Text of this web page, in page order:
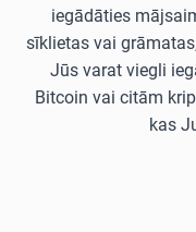
iegādāties
sīklietas vai
Jūs varat viegli
Bitcoin vai citām
kas